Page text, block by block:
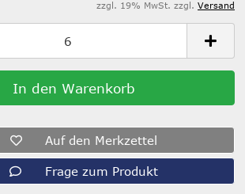
zzgl. 19% MwSt. zzgl. Versand
Auf den Merkzettel
Frage zum Produkt